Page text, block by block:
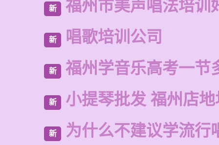
新 福州市美声唱法培训
新 唱歌培训公司
新 福州学音乐高考一节
新 小提琴批发 福州店
新 为什么不建议学流行